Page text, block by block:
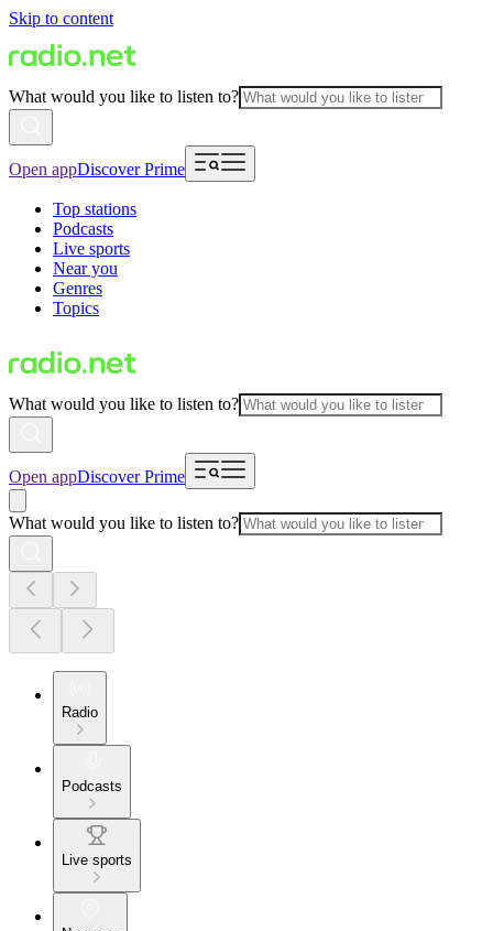
Skip to content
What would you like to listen to?
Open appDiscover Prime
Top stations
Podcasts
Live sports
Near you
Genres
Topics
What would you like to listen to?
Open appDiscover Prime
What would you like to listen to?
Radio
Podcasts
Live sports